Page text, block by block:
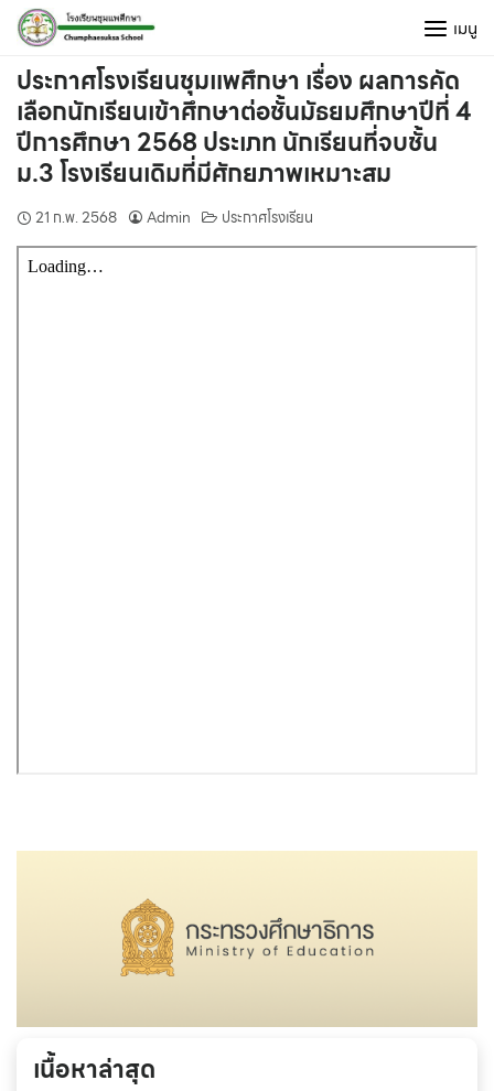
Skip
content
เมนู
ประกาศโรงเรียนชุมแพศึกษา เรื่อง ผลการคัด
เลือกนักเรียนเข้าศึกษาต่อชั้นมัธยมศึกษาปีที่ 4
ปีการศึกษา 2568 ประเภท นักเรียนที่จบชั้น
ม.3 โรงเรียนเดิมที่มีศักยภาพเหมาะสม
21 ก.พ. 2568 Admin ประกาศโรงเรียน
เนื้อหาล่าสุด